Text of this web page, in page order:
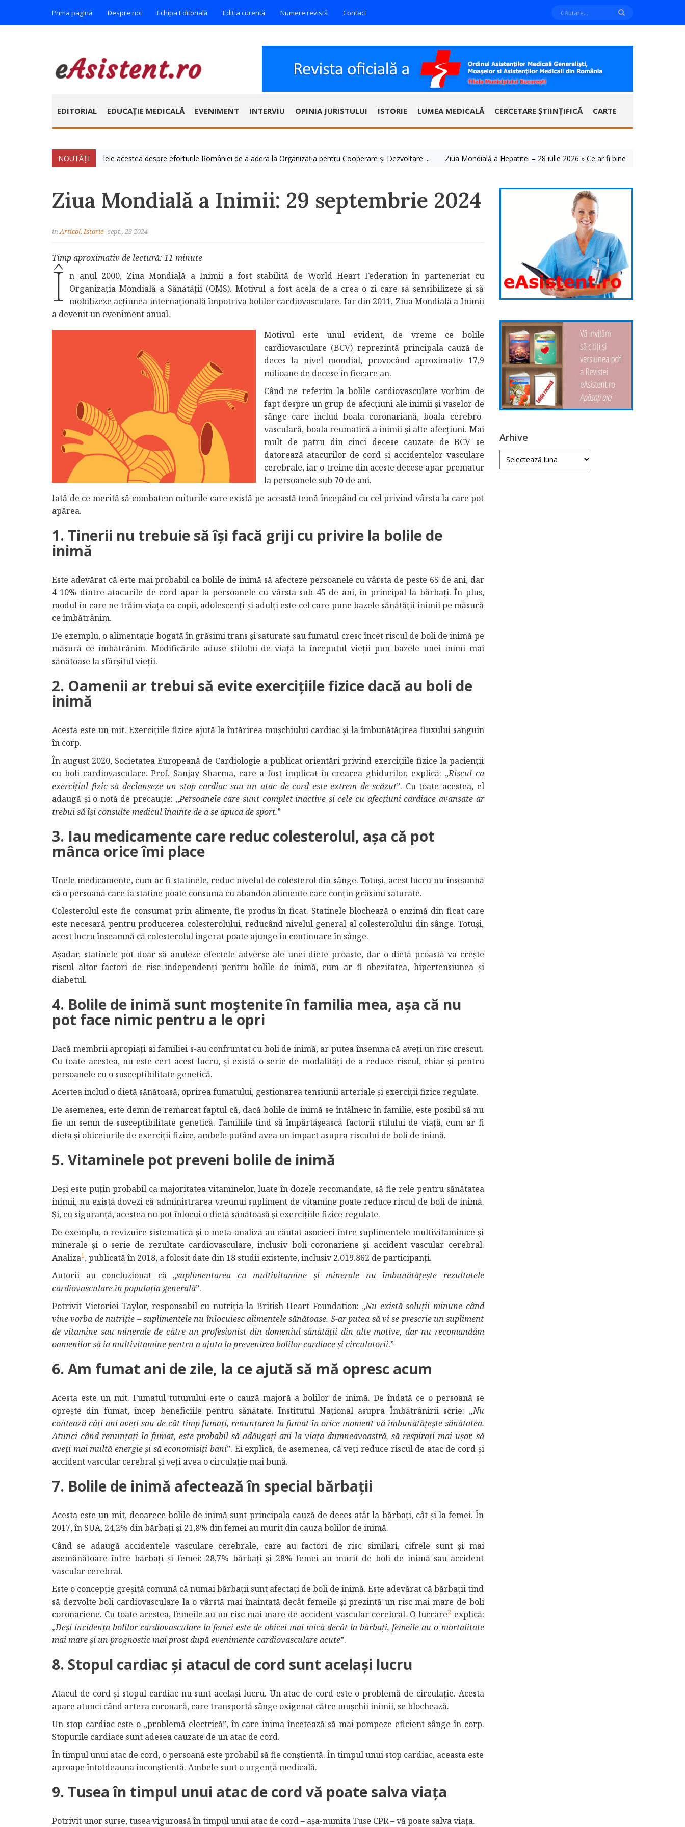
Prima pagină Despre noi Echipa Editorială Ediția curentă Numere revistă Contact
EDITORIAL EDUCAȚIE MEDICALĂ EVENIMENT INTERVIU OPINIA JURISTULUI ISTORIE LUMEA MEDICALĂ CERCETARE ȘTIINȚIFICĂ CARTE
NOUTĂȚI
» Vorbim foarte mult zilele acestea despre eforturile României de a adera la Organizația pentru Cooperare și Dezvoltare ... Ziua Mondială a Hepatitei – 28 iulie 2026 » Ce ar fi bine să știm despre aceste
Ziua Mondială a Inimii: 29 septembrie 2024
inArticol,Istorie sept., 23 2024
Timp aproximativ de lectură: 11 minute
Î n anul 2000, Ziua Mondială a Inimii a fost stabilită de World Heart Federation în parteneriat cu
Organizația Mondială a Sănătății (OMS). Motivul a fost acela de a crea o zi care să sensibilizeze și să
mobilizeze acțiunea internațională împotriva bolilor cardiovasculare. Iar din 2011, Ziua Mondială a Inimii
a devenit un eveniment anual.
Motivul este unul evident, de vreme ce bolile
cardiovasculare (BCV) reprezintă principala cauză de
deces la nivel mondial, provocând aproximativ 17,9
milioane de decese în fiecare an.
Când ne referim la bolile cardiovasculare vorbim de
fapt despre un grup de afecțiuni ale inimii și vaselor de
sânge care includ boala coronariană, boala cerebro-
vasculară, boala reumatică a inimii și alte afecțiuni. Mai
mult de patru din cinci decese cauzate de BCV se
datorează atacurilor de cord și accidentelor vasculare
cerebrale, iar o treime din aceste decese apar prematur
la persoanele sub 70 de ani.
Iată de ce merită să combatem miturile care există pe această temă începând cu cel privind vârsta la care pot
apărea.
1. Tinerii nu trebuie să își facă griji cu privire la bolile de
inimă
Este adevărat că este mai probabil ca bolile de inimă să afecteze persoanele cu vârsta de peste 65 de ani, dar
4-10% dintre atacurile de cord apar la persoanele cu vârsta sub 45 de ani, în principal la bărbați. În plus,
modul în care ne trăim viața ca copii, adolescenți și adulți este cel care pune bazele sănătății inimii pe măsură
ce îmbătrânim.
De exemplu, o alimentație bogată în grăsimi trans și saturate sau fumatul cresc încet riscul de boli de inimă pe
măsură ce îmbătrânim. Modificările aduse stilului de viață la începutul vieții pun bazele unei inimi mai
sănătoase la sfârșitul vieții.
2. Oamenii ar trebui să evite exercițiile fizice dacă au boli de
inimă
Acesta este un mit. Exercițiile fizice ajută la întărirea mușchiului cardiac și la îmbunătățirea fluxului sanguin
în corp.
În august 2020, Societatea Europeană de Cardiologie a publicat orientări privind exercițiile fizice la pacienții
cu boli cardiovasculare. Prof. Sanjay Sharma, care a fost implicat în crearea ghidurilor, explică: „Riscul ca
exercițiul fizic să declanșeze un stop cardiac sau un atac de cord este extrem de scăzut”. Cu toate acestea, el
adaugă și o notă de precauție: „Persoanele care sunt complet inactive și cele cu afecțiuni cardiace avansate ar
trebui să își consulte medicul înainte de a se apuca de sport.”
3. Iau medicamente care reduc colesterolul, așa că pot
mânca orice îmi place
Unele medicamente, cum ar fi statinele, reduc nivelul de colesterol din sânge. Totuși, acest lucru nu înseamnă
că o persoană care ia statine poate consuma cu abandon alimente care conțin grăsimi saturate.
Colesterolul este fie consumat prin alimente, fie produs în ficat. Statinele blochează o enzimă din ficat care
este necesară pentru producerea colesterolului, reducând nivelul general al colesterolului din sânge. Totuși,
acest lucru înseamnă că colesterolul ingerat poate ajunge în continuare în sânge.
Așadar, statinele pot doar să anuleze efectele adverse ale unei diete proaste, dar o dietă proastă va crește
riscul altor factori de risc independenți pentru bolile de inimă, cum ar fi obezitatea, hipertensiunea și
diabetul.
4. Bolile de inimă sunt moștenite în familia mea, așa că nu
pot face nimic pentru a le opri
Dacă membrii apropiați ai familiei s-au confruntat cu boli de inimă, ar putea însemna că aveți un risc crescut.
Cu toate acestea, nu este cert acest lucru, și există o serie de modalități de a reduce riscul, chiar și pentru
persoanele cu o susceptibilitate genetică.
Acestea includ o dietă sănătoasă, oprirea fumatului, gestionarea tensiunii arteriale și exerciții fizice regulate.
De asemenea, este demn de remarcat faptul că, dacă bolile de inimă se întâlnesc în familie, este posibil să nu
fie un semn de susceptibilitate genetică. Familiile tind să împărtășească factorii stilului de viață, cum ar fi
dieta și obiceiurile de exerciții fizice, ambele putând avea un impact asupra riscului de boli de inimă.
5. Vitaminele pot preveni bolile de inimă
Deși este puțin probabil ca majoritatea vitaminelor, luate în dozele recomandate, să fie rele pentru sănătatea
inimii, nu există dovezi că administrarea vreunui supliment de vitamine poate reduce riscul de boli de inimă.
Și, cu siguranță, acestea nu pot înlocui o dietă sănătoasă și exercițiile fizice regulate.
De exemplu, o revizuire sistematică și o meta-analiză au căutat asocieri între suplimentele multivitaminice și
minerale și o serie de rezultate cardiovasculare, inclusiv boli coronariene și accident vascular cerebral.
Analiza1, publicată în 2018, a folosit date din 18 studii existente, inclusiv 2.019.862 de participanți.
Autorii au concluzionat că „suplimentarea cu multivitamine și minerale nu îmbunătățește rezultatele
cardiovasculare în populația generală”.
Potrivit Victoriei Taylor, responsabil cu nutriția la British Heart Foundation: „Nu există soluții minune când
vine vorba de nutriție – suplimentele nu înlocuiesc alimentele sănătoase. S-ar putea să vi se prescrie un supliment
de vitamine sau minerale de către un profesionist din domeniul sănătății din alte motive, dar nu recomandăm
oamenilor să ia multivitamine pentru a ajuta la prevenirea bolilor cardiace și circulatorii.”
6. Am fumat ani de zile, la ce ajută să mă opresc acum
Acesta este un mit. Fumatul tutunului este o cauză majoră a bolilor de inimă. De îndată ce o persoană se
oprește din fumat, încep beneficiile pentru sănătate. Institutul Național asupra Îmbătrânirii scrie: „Nu
contează câți ani aveți sau de cât timp fumați, renunțarea la fumat în orice moment vă îmbunătățește sănătatea.
Atunci când renunțați la fumat, este probabil să adăugați ani la viața dumneavoastră, să respirați mai ușor, să
aveți mai multă energie și să economisiți bani”. Ei explică, de asemenea, că veți reduce riscul de atac de cord și
accident vascular cerebral și veți avea o circulație mai bună.
7. Bolile de inimă afectează în special bărbații
Acesta este un mit, deoarece bolile de inimă sunt principala cauză de deces atât la bărbați, cât și la femei. În
2017, în SUA, 24,2% din bărbați și 21,8% din femei au murit din cauza bolilor de inimă.
Când se adaugă accidentele vasculare cerebrale, care au factori de risc similari, cifrele sunt și mai
asemănătoare între bărbați și femei: 28,7% bărbați și 28% femei au murit de boli de inimă sau accident
vascular cerebral.
Este o concepție greșită comună că numai bărbații sunt afectați de boli de inimă. Este adevărat că bărbații tind
să dezvolte boli cardiovasculare la o vârstă mai înaintată decât femeile și prezintă un risc mai mare de boli
coronariene. Cu toate acestea, femeile au un risc mai mare de accident vascular cerebral. O lucrare2 explică:
„Deși incidența bolilor cardiovasculare la femei este de obicei mai mică decât la bărbați, femeile au o mortalitate
mai mare și un prognostic mai prost după evenimente cardiovasculare acute”.
8. Stopul cardiac și atacul de cord sunt același lucru
Atacul de cord și stopul cardiac nu sunt același lucru. Un atac de cord este o problemă de circulație. Acesta
apare atunci când artera coronară, care transportă sânge oxigenat către mușchii inimii, se blochează.
Un stop cardiac este o „problemă electrică”, în care inima încetează să mai pompeze eficient sânge în corp.
Stopurile cardiace sunt adesea cauzate de un atac de cord.
În timpul unui atac de cord, o persoană este probabil să fie conștientă. În timpul unui stop cardiac, aceasta este
aproape întotdeauna inconștientă. Ambele sunt o urgență medicală.
9. Tusea în timpul unui atac de cord vă poate salva viața
Potrivit unor surse, tusea viguroasă în timpul unui atac de cord – așa-numita Tuse CPR – vă poate salva viața.
Arhive
Arhive